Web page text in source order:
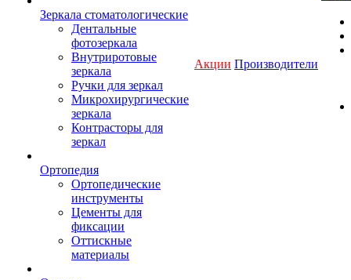
Зеркала стоматологические
Дентальные
фотозеркала
Внутриротовые
зеркала
Ручки для зеркал
Микрохирургические
зеркала
Контрасторы для
зеркал
Ортопедия
Ортопедические
инструменты
Цементы для
фиксации
Оттискные
материалы
Акции Производители